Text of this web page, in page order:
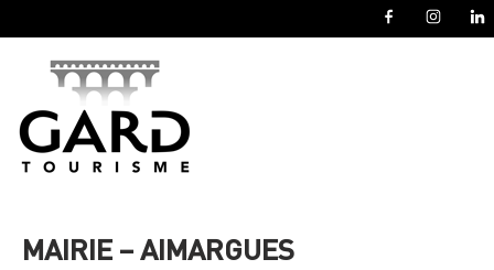
MAIRIE – AIMARGUES